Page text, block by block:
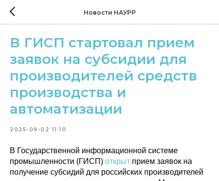
Новости НАУРР
В ГИСП стартовал прием
заявок на субсидии для
производителей средств
производства и
автоматизации
2025-09-02 11:10
В Государственной информационной системе
промышленности (ГИСП) открыт прием заявок на
получение субсидий для российских производителей